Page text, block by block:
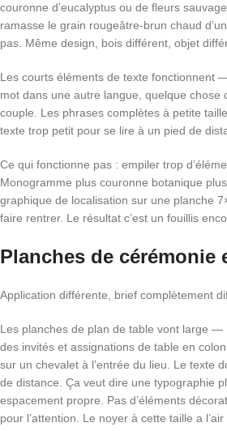
couronne d’eucalyptus ou de fleurs
ramasse le grain rougeâtre-brun chaud
pas. Même design, bois différent, objet
Les courts éléments de texte fonctionnent
mot dans une autre langue, quelque chose
couple. Les phrases complètes à petite
texte trop petit pour se lire à un pied de
Ce qui fonctionne pas : empiler trop
Monogramme plus couronne botanique
graphique de localisation sur une planche
faire rentrer. Le résultat c’est un fouillis
Planches de cérémonie
Application différente, brief complètement
Les planches de plan de table vont large —
des invités et assignations de table en
sur un chevalet à l’entrée du lieu. Le texte
de distance. Ça veut dire une typographie
espacement propre. Pas d’éléments
pour l’attention. Le noyer à cette taille a